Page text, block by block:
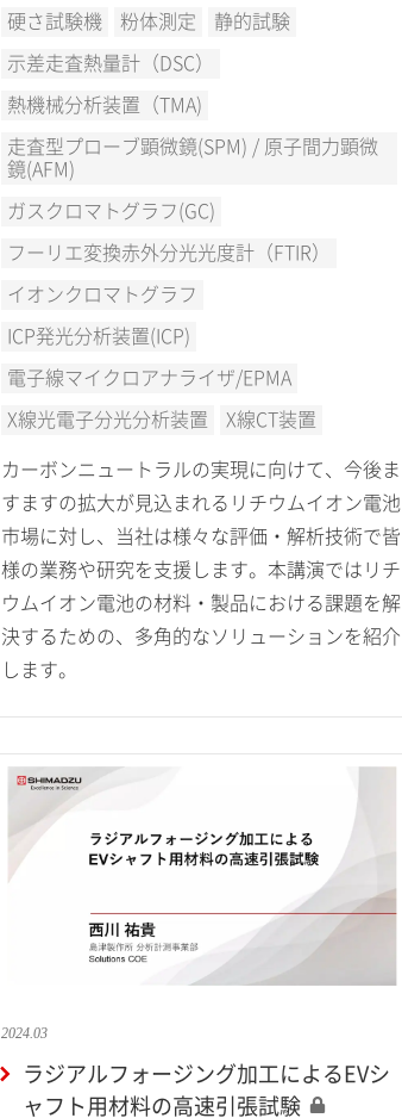
硬さ試験機 粉体測定 静的試験
示差走査熱量計（DSC）
熱機械分析装置（TMA)
走査型プローブ顕微鏡(SPM) / 原子間力顕微
鏡(AFM)
ガスクロマトグラフ(GC)
フーリエ変換赤外分光光度計（FTIR）
イオンクロマトグラフ
ICP発光分析装置(ICP)
電子線マイクロアナライザ/EPMA
X線光電子分光分析装置 X線CT装置
カーボンニュートラルの実現に向けて、今後ま
すますの拡大が見込まれるリチウムイオン電池
市場に対し、当社は様々な評価・解析技術で皆
様の業務や研究を支援します。本講演ではリチ
ウムイオン電池の材料・製品における課題を解
決するための、多角的なソリューションを紹介
します。
2024.03
ラジアルフォージング加工によるEVシ
ャフト用材料の高速引張試験